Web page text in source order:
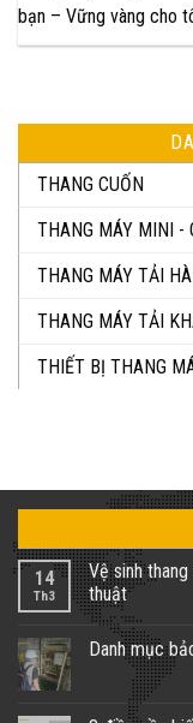
bạn – Vững vàng cho
THANG CUỐN
THANG MÁY MINI -
THANG MÁY TẢI
THANG MÁY TẢI
THIẾT BỊ THANG
14
Th3
Vệ sinh
thuật
Không
bình
Danh mục